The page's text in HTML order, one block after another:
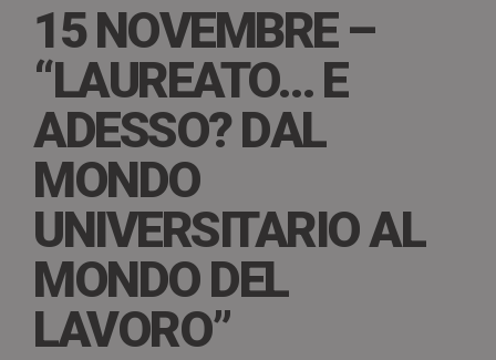
15 NOVEMBRE –
“LAUREATO… E
ADESSO? DAL
MONDO
UNIVERSITARIO AL
MONDO DEL
LAVORO”